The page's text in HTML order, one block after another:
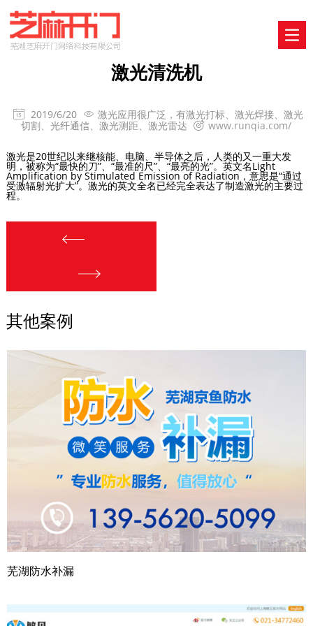
激光清洗机
 2019/6/20  激光应用很广泛，有激光打标、激光焊接、激光
切割、光纤通信、激光测距、激光雷达
 www.runqia.com/
激光是20世纪以来继核能、电脑、半导体之后，人类的又一重大发
明，被称为“最快的刀”、“最准的尺”、“最亮的光”。英文名Light
Amplification by Stimulated Emission of Radiation，意思是“通过
受激辐射光扩大”。激光的英文全名已经完全表达了制造激光的主要过
程。
其他案例
芜湖防水补漏